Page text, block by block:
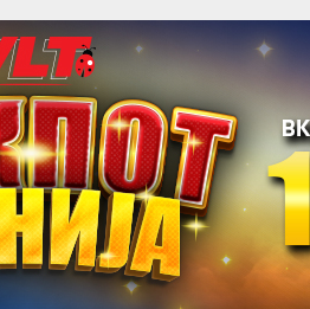
Facebook Twitter
Импресум Контакт
@2019 - A1on.